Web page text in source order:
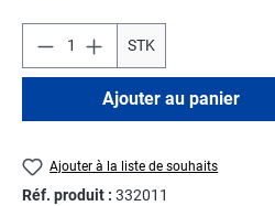
STK
Ajouter au panier
Ajouter à la liste de souhaits
Réf. produit : 332011